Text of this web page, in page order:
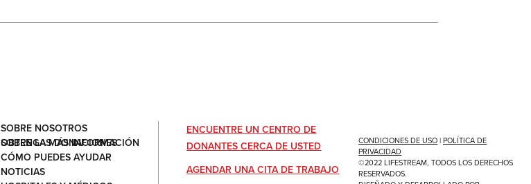
SOBRE NOSOTROS
OBTENGA MÁS INFORMACIÓN SOBRE LAS DONACIONES
CÓMO PUEDES AYUDAR
NOTICIAS
ENCUENTRE UN CENTRO DE
DONANTES CERCA DE USTED
AGENDAR UNA CITA DE TRABAJO
CONDICIONES DE USO|POLÍTICA DE
PRIVACIDAD
©2022 LIFESTREAM, TODOS LOS DERECHOS
RESERVADOS.